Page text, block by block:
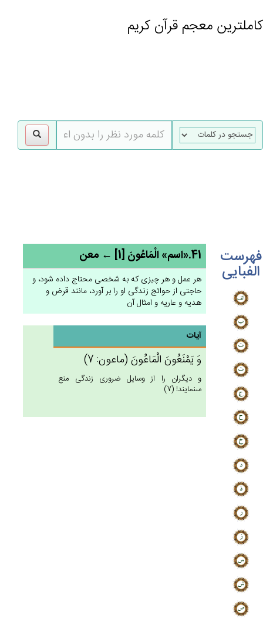
کاملترین معجم قرآن کریم
فهرست
الفبایی
41.«اسم» الْمَاعُون‌َ [1] ← معن
هر عمل و هر چيزى كه به شخصى محتاج داده شود، و
حاجتى از حوائج زندگى او را بر آورد، مانند قرض و
هديه و عاريه و امثال آن‏
آیات
وَ يَمْنَعُون‌َ الْمَاعُون‌َ (ماعون: 7)
و ديگران را از وسايل ضرورى زندگى منع
مى‏نمايند! (7)